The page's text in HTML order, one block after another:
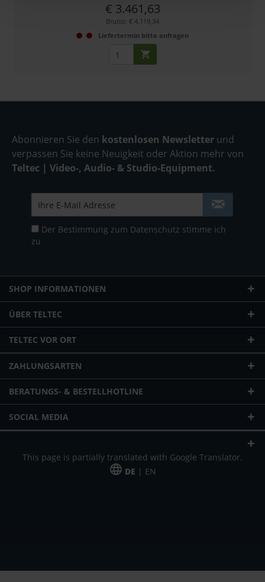
€ 3.461,63
Brutto: € 4.119,34
Liefertermin bitte anfragen
Abonnieren Sie den kostenlosen Newsletter und
verpassen Sie keine Neuigkeit oder Aktion mehr von
Teltec | Video-, Audio- & Studio-Equipment.
Der Bestimmung zum Datenschutz stimme ich
zu
SHOP INFORMATIONEN
ÜBER TELTEC
TELTEC VOR ORT
ZAHLUNGSARTEN
BERATUNGS- & BESTELLHOTLINE
SOCIAL MEDIA
This page is partially translated with Google Translator.
DE | EN